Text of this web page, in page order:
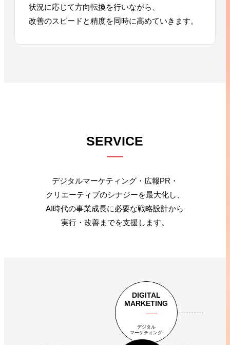
状況に応じて方向転換を行いながら、
改善のスピードと精度を同時に高めていきます。
SERVICE
デジタルマーケティング・広報PR・
クリエーティブのシナジーを最大化し、
AI時代の事業成長に必要な戦略設計から
実行・改善までを支援します。
DIGITAL
MARKETING
デジタル
マーケティング